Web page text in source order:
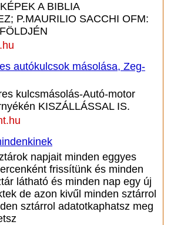
A BIBLIA
P.MAURILIO SACCHI OFM:
autókulcsok másolása, Zeg-
kulcsmásolás-Autó-motor
KISZÁLLÁSSAL IS.
napjait minden eggyes
frissítünk és minden
látható és minden nap egy új
de azon kivűl minden sztárrol
sztárrol adatotkaphatsz meg